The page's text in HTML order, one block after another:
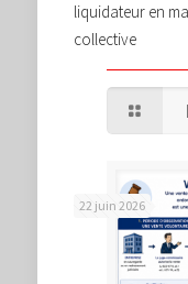
liquidateur en
collective
22 juin 2026